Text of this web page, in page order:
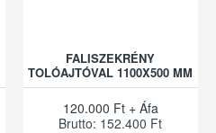
FALISZEKRÉNY
TOLÓAJTÓVAL 1100X500 MM
120.000 Ft + Áfa
Brutto: 152.400 Ft